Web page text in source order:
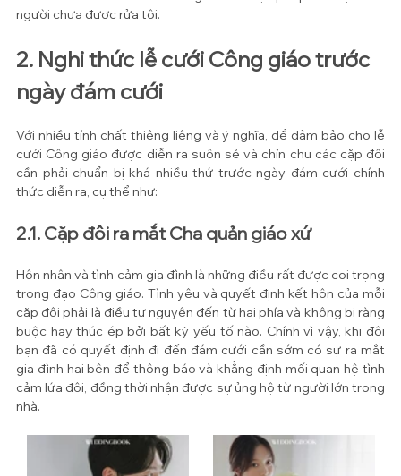
người chưa được rửa tội.
2. Nghi thức lễ cưới Công giáo trước
ngày đám cưới
Với nhiều tính chất thiêng liêng và ý nghĩa, để đảm bảo cho lễ
cưới Công giáo được diễn ra suôn sẻ và chỉn chu các cặp đôi
cần phải chuẩn bị khá nhiều thứ trước ngày đám cưới chính
thức diễn ra, cụ thể như:
2.1. Cặp đôi ra mắt Cha quản giáo xứ
Hôn nhân và tình cảm gia đình là những điều rất được coi trọng
trong đạo Công giáo. Tình yêu và quyết định kết hôn của mỗi
cặp đôi phải là điều tự nguyện đến từ hai phía và không bị ràng
buộc hay thúc ép bởi bất kỳ yếu tố nào. Chính vì vậy, khi đôi
bạn đã có quyết định đi đến đám cưới cần sớm có sự ra mắt
gia đình hai bên để thông báo và khẳng định mối quan hệ tình
cảm lứa đôi, đồng thời nhận được sự ủng hộ từ người lớn trong
nhà.